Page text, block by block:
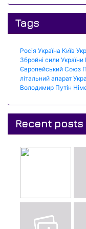
Tags
Росія Україна Київ
Збройні сили України
Європейський Союз
літальний апарат
Володимир Путін
Recent posts